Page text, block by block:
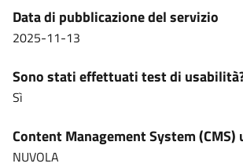
Data di pubblicazione del servizio
2025-11-13
Sono stati effettuati test di
Sì
Content Management System
NUVOLA